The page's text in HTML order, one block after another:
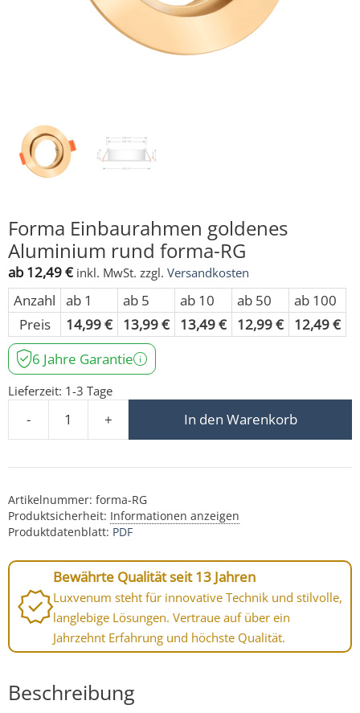
Forma Einbaurahmen goldenes
Aluminium rund forma-RG
ab12,49€ inkl. MwSt. zzgl. Versandkosten
Anzahl ab 1 ab 5 ab 10 ab 50
ab 100
Preis
14,99€ 13,99€ 13,49€ 12,99€ 12,49€
6 Jahre Garantie
Lieferzeit: 1-3 Tage
-
Forma Einbaurahmen goldenes Aluminium rund forma-
+ In den Warenkorb
Artikelnummer: forma-RG
Produktsicherheit: Informationen anzeigen
Produktdatenblatt: PDF
Bewährte Qualität seit 13 Jahren
Luxvenum steht für innovative Technik und stilvolle,
langlebige Lösungen. Vertraue auf über ein
Jahrzehnt Erfahrung und höchste Qualität.
Beschreibung